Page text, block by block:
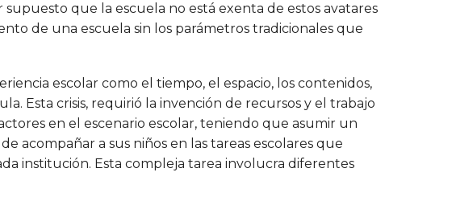
que la escuela no está exenta de estos avatares
de una escuela sin los parámetros tradicionales que
escolar como el tiempo, el espacio, los contenidos,
Esta crisis, requirió la invención de recursos y el trabajo
en el escenario escolar, teniendo que asumir un
acompañar a sus niños en las tareas escolares que
institución. Esta compleja tarea involucra diferentes